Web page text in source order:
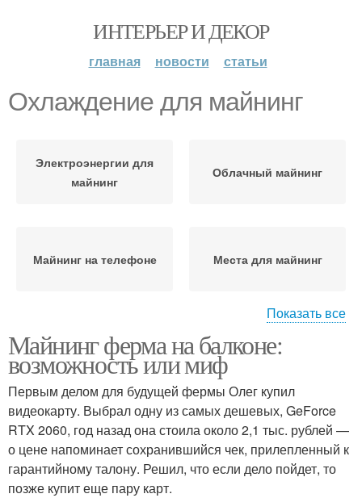
ИНТЕРЬЕР И ДЕКОР
главная новости статьи
Охлаждение для майнинг
Электроэнергии для
майнинг
Облачный майнинг
Майнинг на телефоне Места для майнинг
Платы для майнинга
Показать все
Майнинг ферма на балконе:
возможность или миф
Первым делом для будущей фермы Олег купил
видеокарту. Выбрал одну из самых дешевых, GeForce
RTX 2060, год назад она стоила около 2,1 тыс. рублей —
о цене напоминает сохранившийся чек, прилепленный к
гарантийному талону. Решил, что если дело пойдет, то
позже купит еще пару карт.